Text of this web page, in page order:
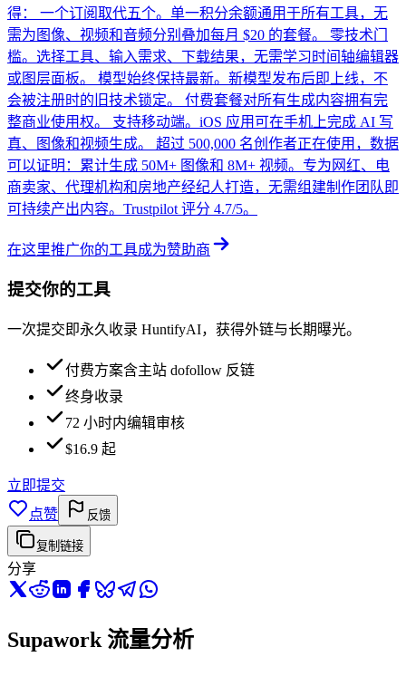
得： 一个订阅取代五个。单一积分余额通用于所有工具，无
需为图像、视频和音频分别叠加每月 $20 的套餐。 零技术门
槛。选择工具、输入需求、下载结果，无需学习时间轴编辑器
或图层面板。 模型始终保持最新。新模型发布后即上线，不
会被注册时的旧技术锁定。 付费套餐对所有生成内容拥有完
整商业使用权。 支持移动端。iOS 应用可在手机上完成 AI 写
真、图像和视频生成。 超过 500,000 名创作者正在使用，数据
可以证明：累计生成 50M+ 图像和 8M+ 视频。专为网红、电
商卖家、代理机构和房地产经纪人打造，无需组建制作团队即
可持续产出内容。Trustpilot 评分 4.7/5。
在这里推广你的工具成为赞助商
提交你的工具
一次提交即永久收录 HuntifyAI，获得外链与长期曝光。
付费方案含主站 dofollow 反链
终身收录
72 小时内编辑审核
$16.9 起
立即提交
点赞
反馈
复制链接
分享
Supawork 流量分析